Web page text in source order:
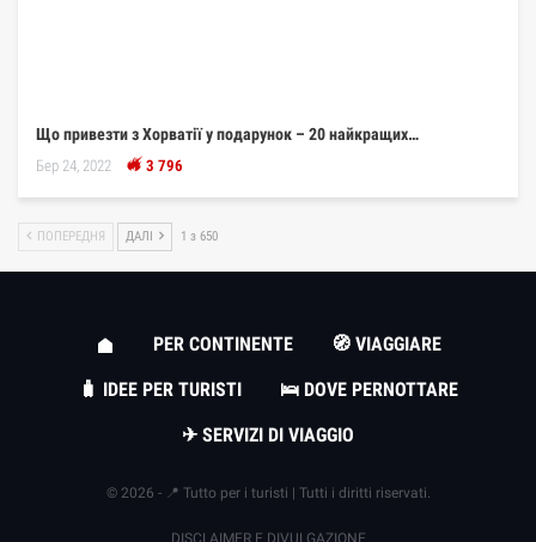
Що привезти з Хорватії у подарунок – 20 найкращих…
Бер 24, 2022 3 796
ПОПЕРЕДНЯ ДАЛІ 1 з 650
PER CONTINENTE
🧭 VIAGGIARE
🧳 IDEE PER TURISTI
🛌 DOVE PERNOTTARE
✈ SERVIZI DI VIAGGIO
© 2026 - 📍 Tutto per i turisti | Tutti i diritti riservati.
DISCLAIMER E DIVULGAZIONE